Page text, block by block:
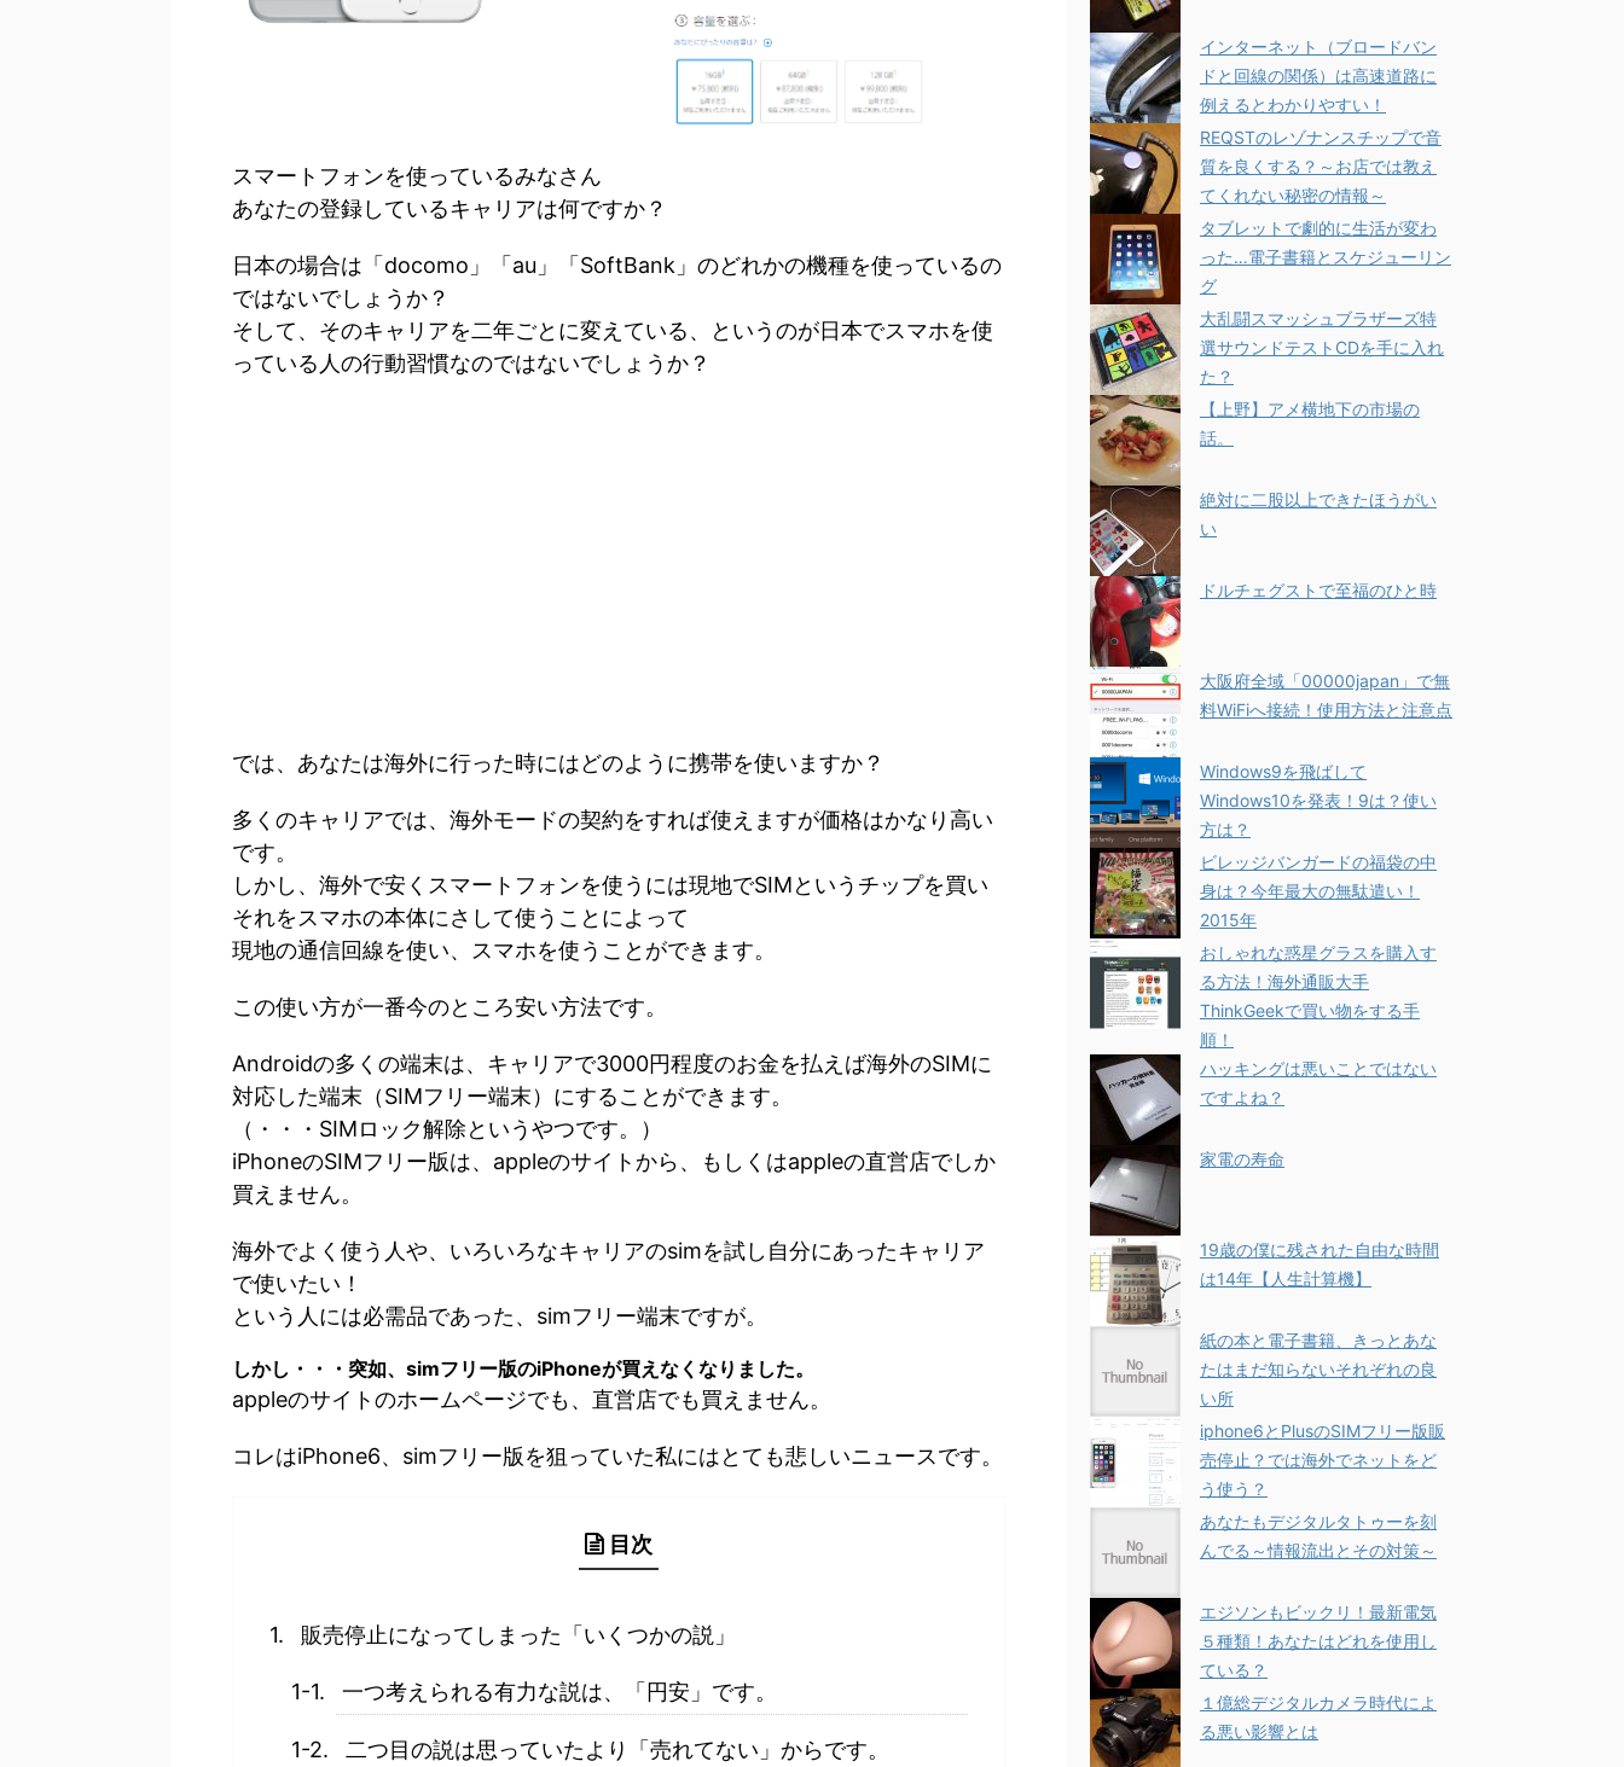
スマートフォンを使っているみなさん
あなたの登録しているキャリアは何ですか？
日本の場合は「docomo」「au」「SoftBank」のどれかの機種を使っているの
ではないでしょうか？
そして、そのキャリアを二年ごとに変えている、というのが日本でスマホを使
っている人の行動習慣なのではないでしょうか？
では、あなたは海外に行った時にはどのように携帯を使いますか？
多くのキャリアでは、海外モードの契約をすれば使えますが価格はかなり高い
です。
しかし、海外で安くスマートフォンを使うには現地でSIMというチップを買い
それをスマホの本体にさして使うことによって
現地の通信回線を使い、スマホを使うことができます。
この使い方が一番今のところ安い方法です。
Androidの多くの端末は、キャリアで3000円程度のお金を払えば海外のSIMに
対応した端末（SIMフリー端末）にすることができます。
（・・・SIMロック解除というやつです。）
iPhoneのSIMフリー版は、appleのサイトから、もしくはappleの直営店でしか
買えません。
海外でよく使う人や、いろいろなキャリアのsimを試し自分にあったキャリア
で使いたい！
という人には必需品であった、simフリー端末ですが。
しかし・・・突如、simフリー版のiPhoneが買えなくなりました。
appleのサイトのホームページでも、直営店でも買えません。
コレはiPhone6、simフリー版を狙っていた私にはとても悲しいニュースです。
目次
販売停止になってしまった「いくつかの説」
一つ考えられる有力な説は、「円安」です。
二つ目の説は思っていたより「売れてない」からです。
インターネット（ブロードバン
ドと回線の関係）は高速道路に
例えるとわかりやすい！
REQSTのレゾナンスチップで音
質を良くする？～お店では教え
てくれない秘密の情報～
タブレットで劇的に生活が変わ
った…電子書籍とスケジューリン
グ
大乱闘スマッシュブラザーズ特
選サウンドテストCDを手に入れ
た？
【上野】アメ横地下の市場の
話。
絶対に二股以上できたほうがい
い
ドルチェグストで至福のひと時
大阪府全域「00000japan」で無
料WiFiへ接続！使用方法と注意点
Windows9を飛ばして
Windows10を発表！9は？使い
方は？
ビレッジバンガードの福袋の中
身は？今年最大の無駄遣い！
2015年
おしゃれな惑星グラスを購入す
る方法！海外通販大手
ThinkGeekで買い物をする手
順！
ハッキングは悪いことではない
ですよね？
家電の寿命
19歳の僕に残された自由な時間
は14年【人生計算機】
紙の本と電子書籍、きっとあな
たはまだ知らないそれぞれの良
い所
iphone6とPlusのSIMフリー版販
売停止？では海外でネットをど
う使う？
あなたもデジタルタトゥーを刻
んでる～情報流出とその対策～
エジソンもビックリ！最新電気
５種類！あなたはどれを使用し
ている？
１億総デジタルカメラ時代によ
る悪い影響とは